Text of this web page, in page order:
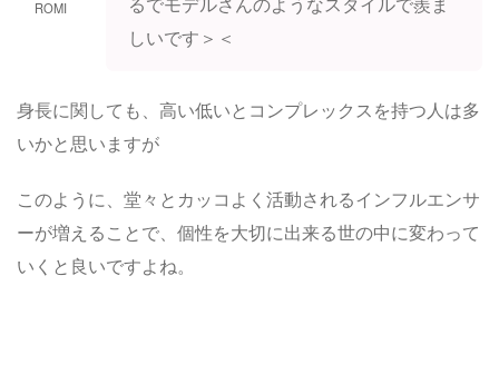
ROMI
しいです＞＜
身長に関しても、高い低いとコンプレックスを持つ人は多
いかと思いますが
このように、堂々とカッコよく活動されるインフルエンサ
ーが増えることで、個性を大切に出来る世の中に変わって
いくと良いですよね。